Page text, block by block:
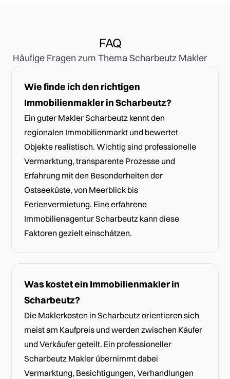
FAQ
Häufige Fragen zum Thema Scharbeutz Makler
Wie finde ich den richtigen
Immobilienmakler in Scharbeutz?
Ein guter Makler Scharbeutz kennt den
regionalen Immobilienmarkt und bewertet
Objekte realistisch. Wichtig sind professionelle
Vermarktung, transparente Prozesse und
Erfahrung mit den Besonderheiten der
Ostseeküste, von Meerblick bis
Ferienvermietung. Eine erfahrene
Immobilienagentur Scharbeutz kann diese
Faktoren gezielt einschätzen.
Was kostet ein Immobilienmakler in
Scharbeutz?
Die Maklerkosten in Scharbeutz orientieren sich
meist am Kaufpreis und werden zwischen Käufer
und Verkäufer geteilt. Ein professioneller
Scharbeutz Makler übernimmt dabei
Vermarktung, Besichtigungen, Verhandlungen